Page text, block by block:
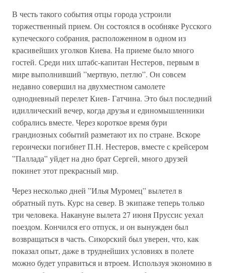
В честь такого события отцы города устроили
торжественный прием. Он состоялся в особняке Русского
купеческого собрания, расположенном в одном из
красивейших уголков Киева. На приеме было много
гостей. Среди них штабс-капитан Нестеров, первым в
мире выполнивший ”мертвую, петлю”. Он совсем
недавно совершил на двухместном самолете
однодневный перелет Киев- Гатчина. Это был последний
идиллический вечер, когда друзья и единомышленники
собрались вместе. Через короткое время бури
грандиозных событий разметают их по стране. Вскоре
героически погибнет П.Н. Нестеров, вместе с крейсером
”Паллада” уйдет на дно брат Сергей, много друзей
покинет этот прекрасный мир.
Через несколько дней ”Илья Муромец” вылетел в
обратный путь. Курс на север. В экипаже теперь только
три человека. Накануне вылета 27 июня Пруссис уехал
поездом. Кончился его отпуск, и он вынужден был
возвращаться в часть. Сикорский был уверен, что, как
показал опыт, даже в труднейших условиях в полете
можно будет управиться и втроем. Используя экономию в